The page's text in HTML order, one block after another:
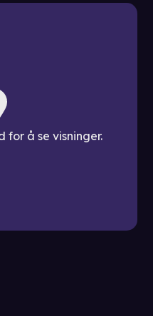
for å se visninger.